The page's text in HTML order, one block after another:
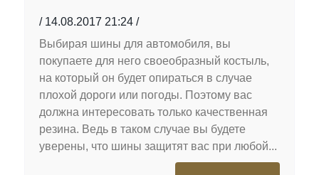
14.08.2017 21:24
Выбирая шины для автомобиля, вы
покупаете для него своеобразный костыль,
на который он будет опираться в случае
плохой дороги или погоды. Поэтому вас
должна интересовать только качественная
резина. Ведь в таком случае вы будете
уверены, что шины защитят вас при любой...